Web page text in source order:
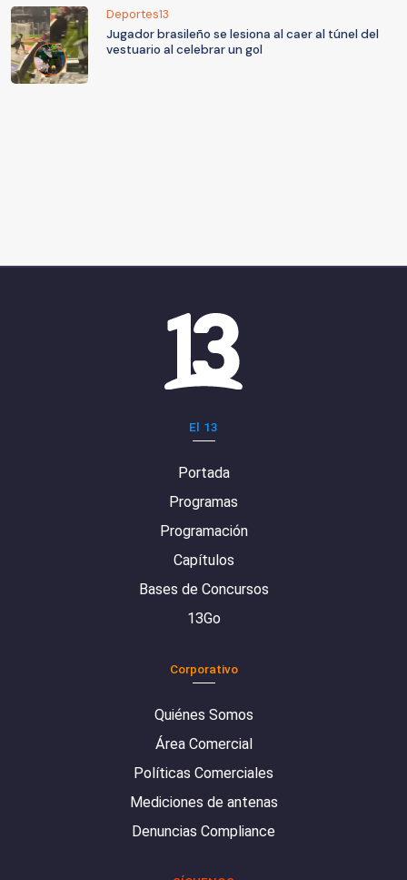
Deportes13
Jugador brasileño se lesiona al caer al túnel del
vestuario al celebrar un gol
El 13
Portada
Programas
Programación
Capítulos
Bases de Concursos
13Go
Corporativo
Quiénes Somos
Área Comercial
Políticas Comerciales
Mediciones de antenas
Denuncias Compliance